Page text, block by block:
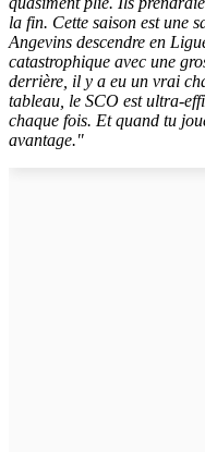
la fin. Cette saison est une
Angevins descendre en
catastrophique avec une
derrière, il y a eu un vrai
tableau, le SCO est ultra-
chaque fois. Et quand tu
avantage."